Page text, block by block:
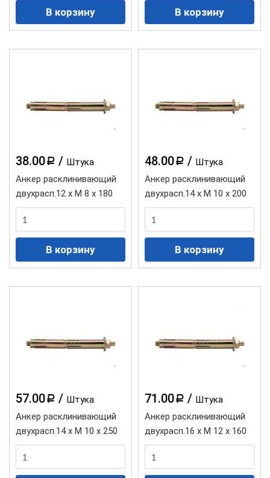
38.00 a / Штука
Анкер расклинивающий
двухрасп.12 х М 8 х 180
48.00 a / Штука
Анкер расклинивающий
двухрасп.14 х М 10 х 200
57.00 a / Штука
Анкер расклинивающий
двухрасп.14 х М 10 х 250
71.00 a / Штука
Анкер расклинивающий
двухрасп.16 х М 12 х 160